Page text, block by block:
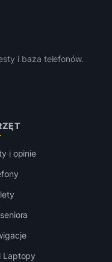
i baza telefonów.
i opinie
Laptopy